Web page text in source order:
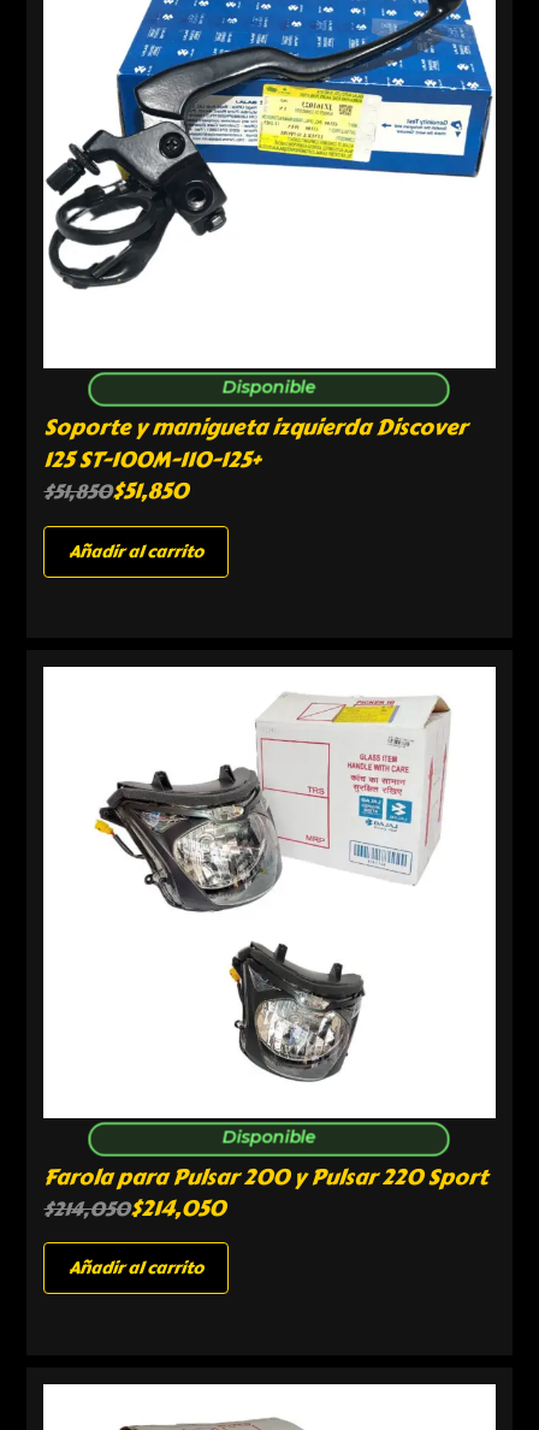
Disponible
Soporte y manigueta izquierda Discover
125 ST-100M-110-125+
$51,850$51,850
Añadir al carrito
Disponible
Farola para Pulsar 200 y Pulsar 220 Sport
$214,050$214,050
Añadir al carrito